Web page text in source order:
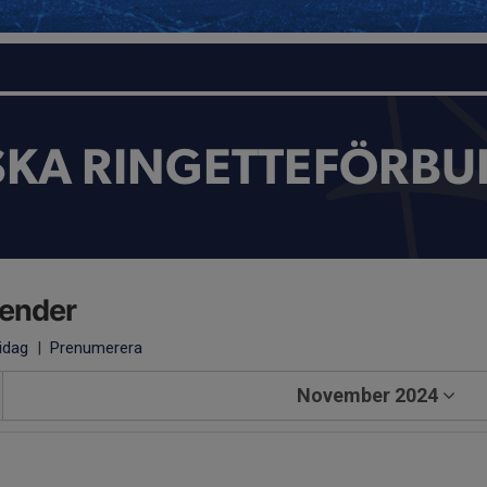
| Prenumerera
November 2024